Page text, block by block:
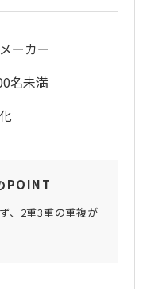
ーカー
名未満
POINT
、2重3重の重複が